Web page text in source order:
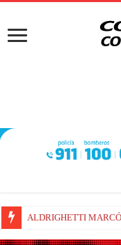
FENESTRAZ SUFRIÓ